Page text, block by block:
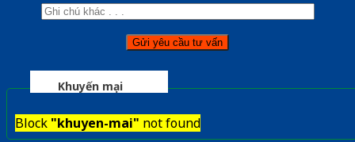
Khuyến mại
Block "khuyen-mai" not found